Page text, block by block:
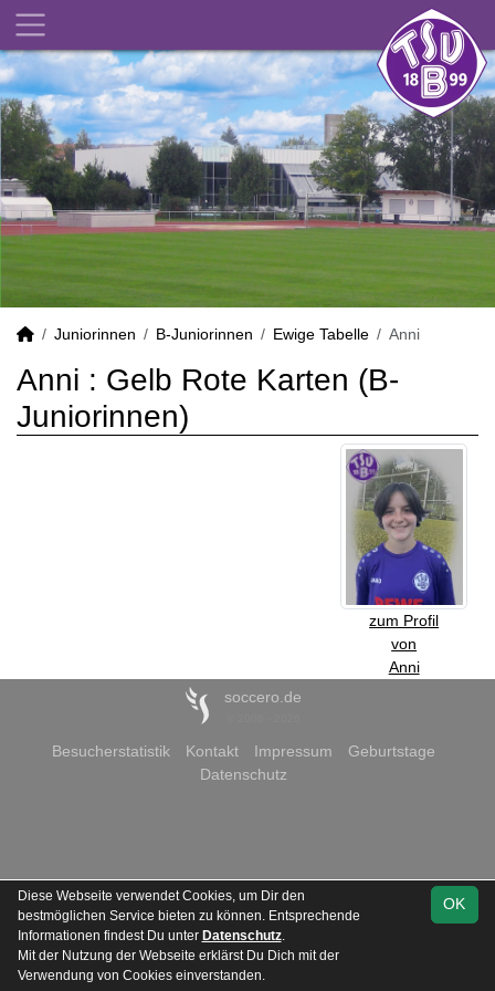
Juniorinnen B-Juniorinnen Ewige Tabelle Anni
Anni : Gelb Rote Karten (B-
Juniorinnen)
zum Profil
von
Anni
soccero.de
Besucherstatistik Kontakt Impressum
Geburtstage
Datenschutz
OK
Diese Webseite verwendet Cookies, um Dir den
bestmöglichen Service bieten zu können. Entsprechende
Informationen findest Du unter Datenschutz.
Mit der Nutzung der Webseite erklärst Du Dich mit der
Verwendung von Cookies einverstanden.